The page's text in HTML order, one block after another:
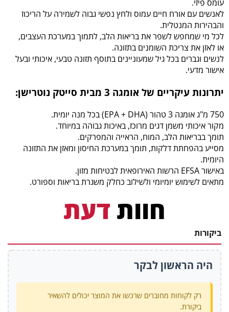
עומס פיזי.
לאנשים עם אורח חיים עמוס ולחץ נפשי גבוה לשמירה על הריכוז
והבהירות המנטלית.
לכל מי שמחפש לשפר את בריאות הלב, לתמוך במערכת העצבים,
או לאזן את צריכת השומנים בתזונה.
לנשים וגברים בכל גיל שמעוניינים בתוסף תזונה טבעי, איכותי ובעל
אישור מדעי.
יתרונות עיקריים של אומגה 3 מבית סייטק נוטרישן:
750 מ"ג אומגה 3 טהור (EPA + DHA) בכל מנה יומית.
מקור איכותי משמן דגים מרוכז, באיכות גבוהה במיוחד.
תומך בבריאות הלב, המוח, הראייה והמפרקים.
מסייע בהפחתת דלקות, תומך במערכת החיסון ומאזן את התזונה
היומית.
באישור EFSA הרשות האירופאית לבטיחות מזון.
מתאים לשימוש יומיומי ולשילוב כחלק משגרת בריאות וספורט.
חוות דעת
ביקורות
היה הראשון לבקר
רק לקוחות מחוברים שרכשו את המוצר יכולים להשאיר
ביקורת.